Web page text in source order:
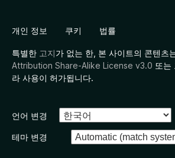
개인 정보 쿠키 법률
특별한 고지가 없는 한, 본 사이트의 콘텐츠
Attribution Share-Alike License v3.0 또는
라 사용이 허가됩니다.
언어 변경
테마 변경